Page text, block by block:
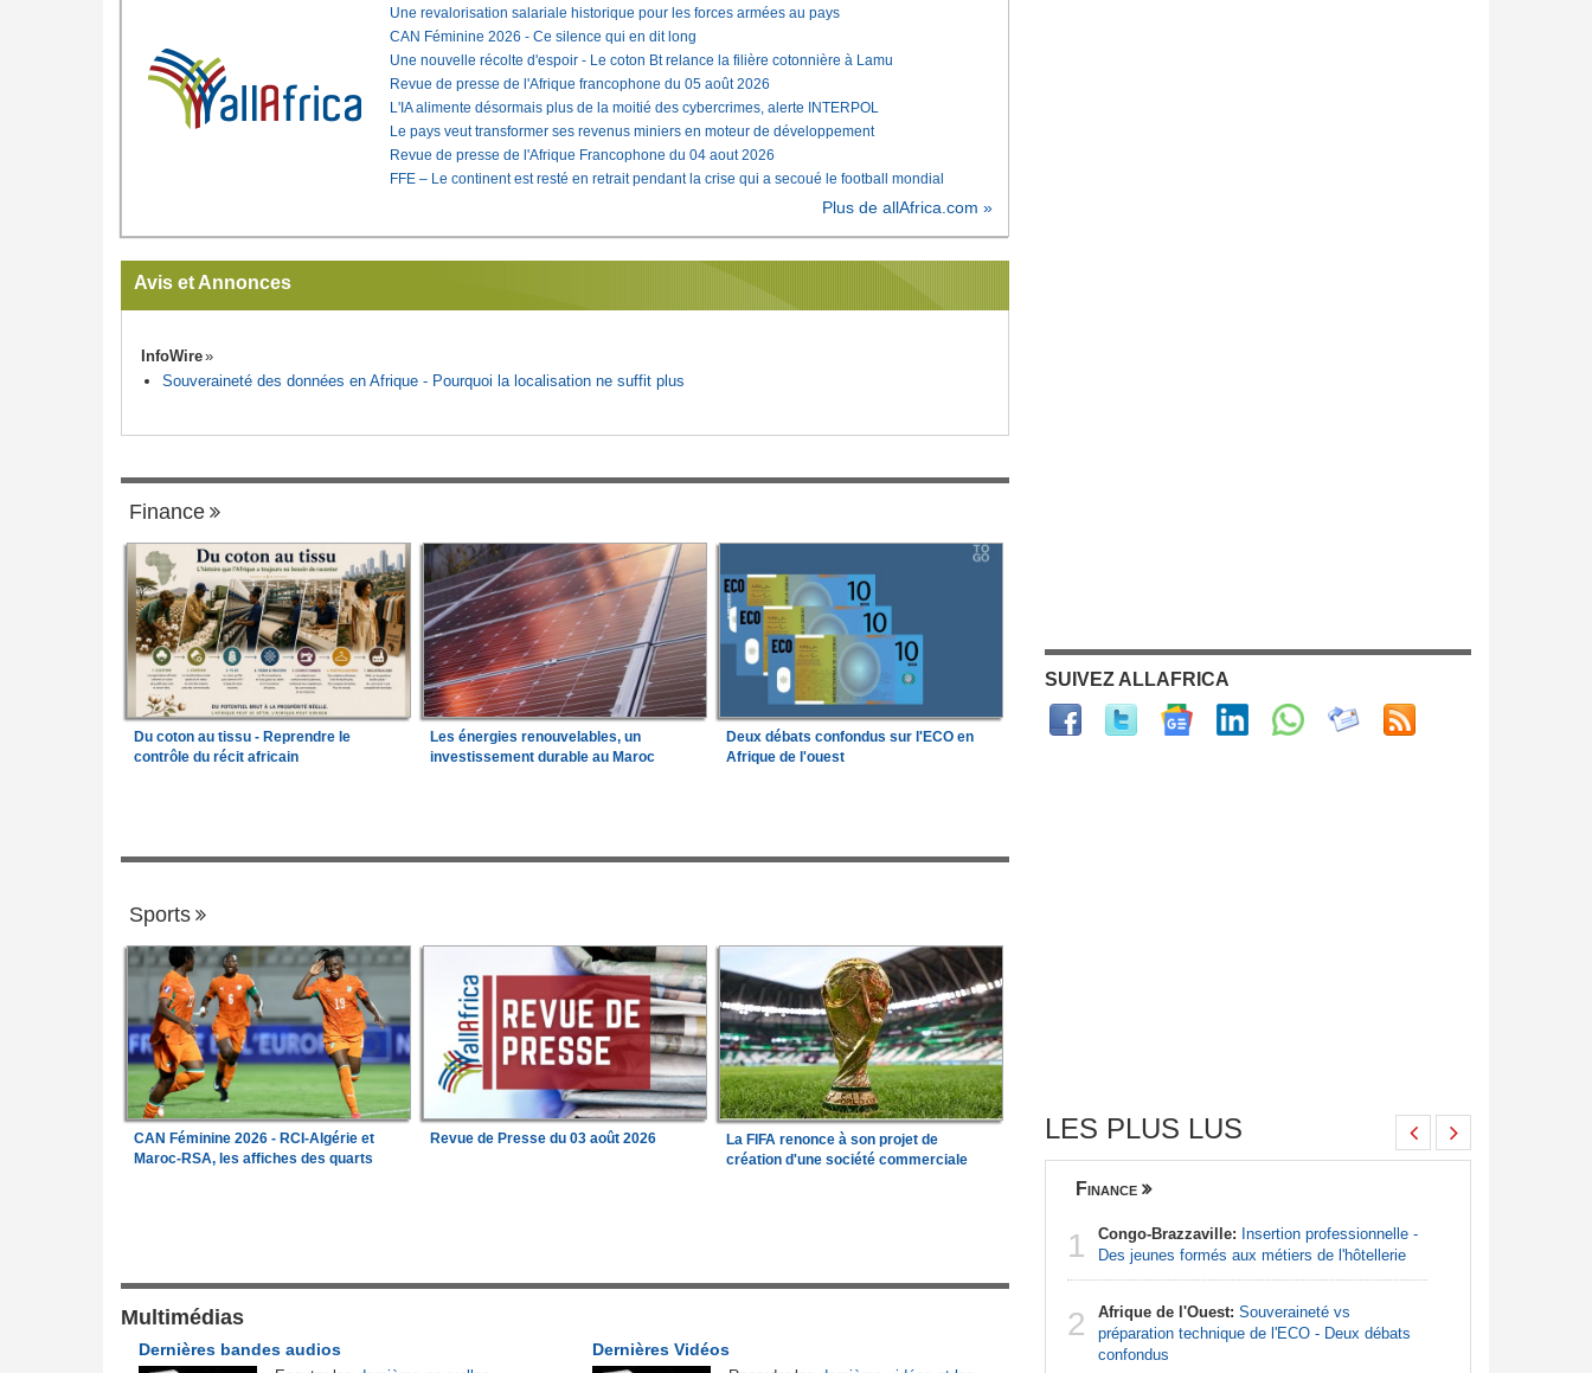
Une revalorisation salariale historique pour les forces armées au pays
CAN Féminine 2026 - Ce silence qui en dit long
Une nouvelle récolte d'espoir - Le coton Bt relance la filière cotonnière à Lamu
Revue de presse de l'Afrique francophone du 05 août 2026
L'IA alimente désormais plus de la moitié des cybercrimes, alerte INTERPOL
Le pays veut transformer ses revenus miniers en moteur de développement
Revue de presse de l'Afrique Francophone du 04 aout 2026
FFE – Le continent est resté en retrait pendant la crise qui a secoué le football mondial
Plus de allAfrica.com »
Avis et Annonces
InfoWire
Souveraineté des données en Afrique - Pourquoi la localisation ne suffit plus
Finance
Du coton au tissu - Reprendre le
contrôle du récit africain
Les énergies renouvelables, un
investissement durable au Maroc
Deux débats confondus sur l'ECO en
Afrique de l'ouest
Sports
CAN Féminine 2026 - RCI-Algérie et
Maroc-RSA, les affiches des quarts
Revue de Presse du 03 août 2026
La FIFA renonce à son projet de
création d'une société commerciale
Multimédias
Dernières Vidéos
Dernières bandes audios
SUIVEZ ALLAFRICA
LES PLUS LUS
pesé sur la position
2
Finance
1 Congo-Brazzaville: Insertion professionnelle -
Des jeunes formés aux métiers de l'hôtellerie
2 Afrique de l'Ouest: Souveraineté vs
préparation technique de l'ECO - Deux débats
confondus